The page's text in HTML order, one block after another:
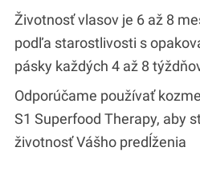
Životnosť vlasov je 6 až 8
podľa starostlivosti s
pásky každých 4 až 8
Odporúčame používať
S1 Superfood Therapy, aby
životnosť Vášho predĺženia